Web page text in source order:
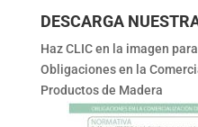
DESCARGA
Haz CLIC en la imagen
Obligaciones en la
Productos de Madera